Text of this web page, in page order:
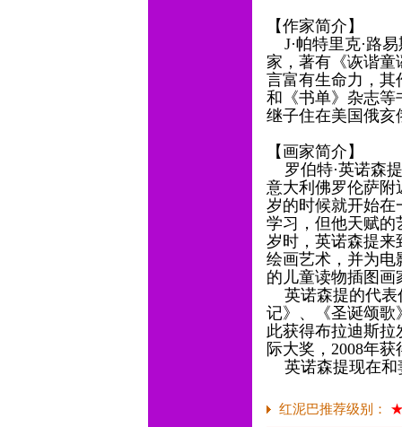
【作家简介】
J·帕特里克·路
家，著有《诙谐
言富有生命力，其
和《书单》杂志等
继子住在美国俄
【画家简介】
罗伯特·英诺森提
意大利佛罗伦萨附
岁的时候就开始在
学习，但他天赋的
岁时，英诺森提来
绘画艺术，并为电
的儿童读物插图
英诺森提的代表
记》、《圣诞颂歌
此获得布拉迪斯拉
际大奖，2008年
英诺森提现在和
红泥巴推荐级别：